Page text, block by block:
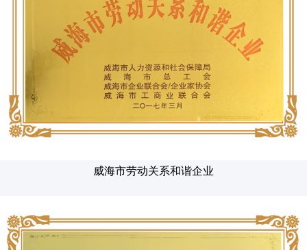
威海市劳动关系和谐企业